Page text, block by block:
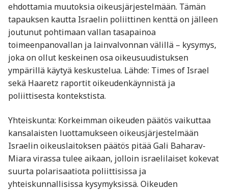
ehdottamia muutoksia oikeusjärjestelmään. Tämän
tapauksen kautta Israelin poliittinen kenttä on jälleen
joutunut pohtimaan vallan tasapainoa
toimeenpanovallan ja lainvalvonnan välillä – kysymys,
joka on ollut keskeinen osa oikeusuudistuksen
ympärillä käytyä keskustelua. Lähde: Times of Israel
sekä Haaretz raportit oikeudenkäynnistä ja
poliittisesta kontekstista.
Yhteiskunta: Korkeimman oikeuden päätös vaikuttaa
kansalaisten luottamukseen oikeusjärjestelmään
Israelin oikeuslaitoksen päätös pitää Gali Baharav-
Miara virassa tulee aikaan, jolloin israelilaiset kokevat
suurta polarisaatiota poliittisissa ja
yhteiskunnallisissa kysymyksissä. Oikeuden